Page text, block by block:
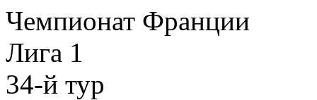
Чемпионат Франции
Лига 1
34-й тур